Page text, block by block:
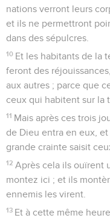
nations verront leurs
et ils ne permettront
dans des sépulcres.
10 Et les habitants de la
feront des
aux autres ; parce que
ceux qui habitent sur la
11 Mais après ces trois
de Dieu entra en eux,
grande crainte saisit
12 Après cela ils ouïrent
montez ici ; et ils
ennemis les virent.
13 Et à cette même